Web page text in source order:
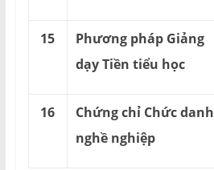
15
Phương pháp Giảng
dạy Tiền tiểu học
16
Chứng chỉ Chức danh
nghề nghiệp